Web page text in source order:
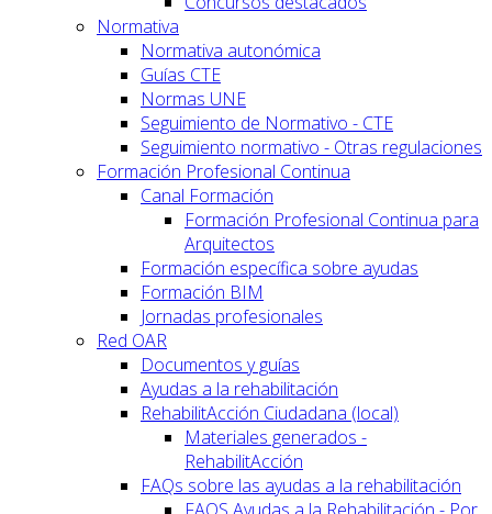
Normativa
Normativa autonómica
Guías CTE
Normas UNE
Seguimiento de Normativo - CTE
Seguimiento normativo - Otras regulaciones
Formación Profesional Continua
Canal Formación
Formación Profesional Continua para
Arquitectos
Formación específica sobre ayudas
Formación BIM
Jornadas profesionales
Red OAR
Documentos y guías
Ayudas a la rehabilitación
RehabilitAcción Ciudadana (local)
Materiales generados -
RehabilitAcción
FAQs sobre las ayudas a la rehabilitación